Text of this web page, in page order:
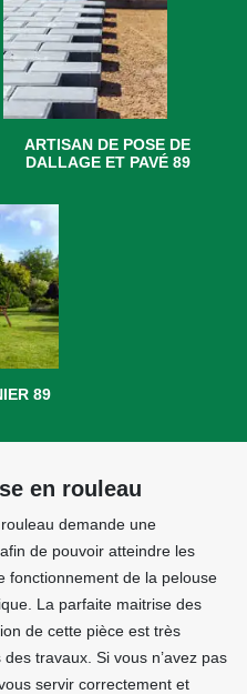
ARTISAN DE POSE DE
DALLAGE ET PAVÉ 89
89
en rouleau
demande une
de pouvoir atteindre les
fonctionnement de la pelouse
La parfaite maitrise des
de cette pièce est très
travaux. Si vous n’avez pas
servir correctement et